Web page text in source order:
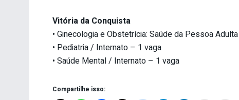
Vitória da Conquista
• Ginecologia e Obstetrícia: Saúde da Pessoa
• Pediatria / Internato – 1 vaga
• Saúde Mental / Internato – 1 vaga
Compartilhe isso: